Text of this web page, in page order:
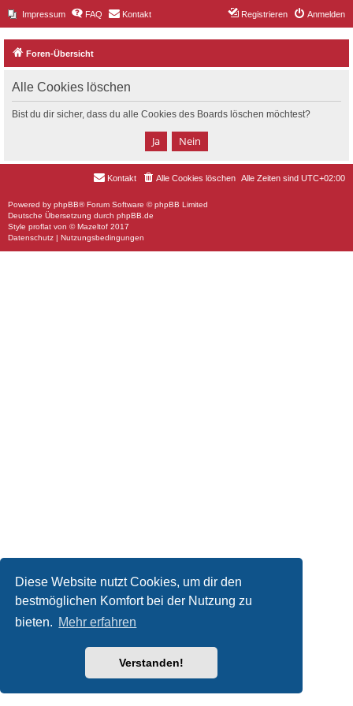
Diese Website nutzt Cookies, um dir den
bestmöglichen Komfort bei der Nutzung zu
bieten. Mehr erfahren
Verstanden!
Impressum FAQ Kontakt Anmelden
Registrieren
Foren-Übersicht
Alle Cookies löschen
Bist du dir sicher, dass du alle Cookies des Boards löschen möchtest?
Alle Zeiten sind UTC+02:00
Alle Cookies löschen
Kontakt
Powered by phpBB® Forum Software © phpBB Limited
Deutsche Übersetzung durch phpBB.de
Style proflat von ©Mazeltof 2017
Datenschutz | Nutzungsbedingungen